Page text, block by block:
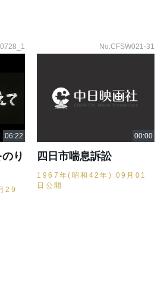
り
29
No.CFSW021-31
四日市喘息訴訟
1967年(昭和42年) 09月01
日公開